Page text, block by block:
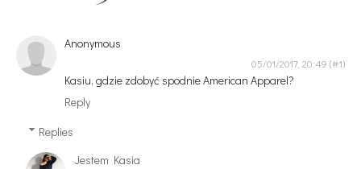
Anonymous
05/01/2017, 20:49
Kasiu, gdzie zdobyć spodnie American Apparel?
Reply
Replies
Jestem Kasia